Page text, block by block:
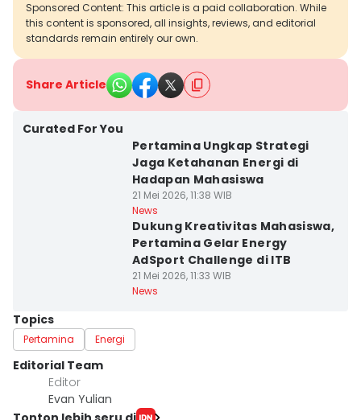
Sponsored Content: This article is a paid collaboration. While
this content is sponsored, all insights, reviews, and editorial
standards remain entirely our own.
Share Article
Curated For You
Pertamina Ungkap Strategi
Jaga Ketahanan Energi di
Hadapan Mahasiswa
21 Mei 2026, 11:38 WIB
News
Dukung Kreativitas Mahasiswa,
Pertamina Gelar Energy
AdSport Challenge di ITB
21 Mei 2026, 11:33 WIB
News
Topics
Pertamina Energi
Editorial Team
Editor
Evan Yulian